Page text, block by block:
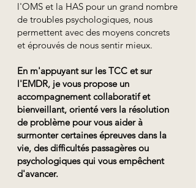
l'OMS et la HAS pour un grand nombre
de troubles psychologiques, nous
permettent avec des moyens concrets
et éprouvés de nous sentir mieux.
En m'appuyant sur les TCC et sur
l'EMDR, je vous propose un
accompagnement collaboratif et
bienveillant, orienté vers la résolution
de problème pour vous aider à
surmonter certaines épreuves dans la
vie, des difficultés passagères ou
psychologiques qui vous empêchent
d'avancer.